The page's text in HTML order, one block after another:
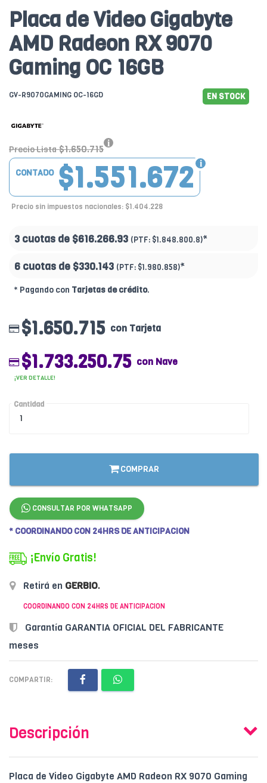
Placa de Video Gigabyte
AMD Radeon RX 9070
Gaming OC 16GB
GV-R9070GAMING OC-16GD EN STOCK
Precio Lista $1.650.715
$1.551.672
CONTADO
Precio sin impuestos nacionales: $1.404.228
3 cuotas de $616.266.93 (PTF: $1.848.800.8)*
6 cuotas de $330.143 (PTF: $1.980.858)*
* Pagando con Tarjetas de crédito.
$1.650.715 con Tarjeta
$1.733.250.75 con Nave
¡VER DETALLE!
Cantidad
COMPRAR
CONSULTAR POR WHATSAPP
* COORDINANDO CON 24HRS DE ANTICIPACION
¡Envío Gratis!
Retirá en GERBIO.
COORDINANDO CON 24HRS DE ANTICIPACION
Garantía GARANTIA OFICIAL DEL FABRICANTE
meses
COMPARTIR:
Descripción
Placa de Video Gigabyte AMD Radeon RX 9070 Gaming